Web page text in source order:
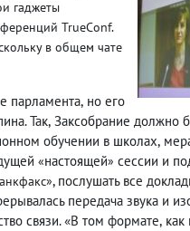
гаджеты
TrueConf.
в общем чате
парламента, но его
Так, Заксобрание должно
обучении в школах,
«настоящей» сессии и
», послушать все
передача звука и
связи. «В том формате,